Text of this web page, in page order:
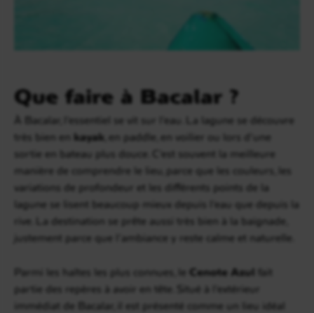
Que faire à Bacalar ?
À Bacalar, l’essentiel se vit sur l’eau. La lagune se découvre
très bien en kayak , en paddle, en voilier ou lors d’une
sortie en bateau plus douce. C’est souvent la meilleure
manière de comprendre le lieu, parce que les couleurs, les
variations de profondeur et les différents points de la
lagune se lisent beaucoup mieux depuis l’eau que depuis la
rive. La destination se prête aussi très bien à la baignade,
justement parce que l’ambiance y reste calme et naturelle.
Parmi les haltes les plus connues, le Cenote Azul fait
partie des repères à avoir en tête. Situé à l’extérieur
immédiat de Bacalar, il est présenté comme un lieu idéal